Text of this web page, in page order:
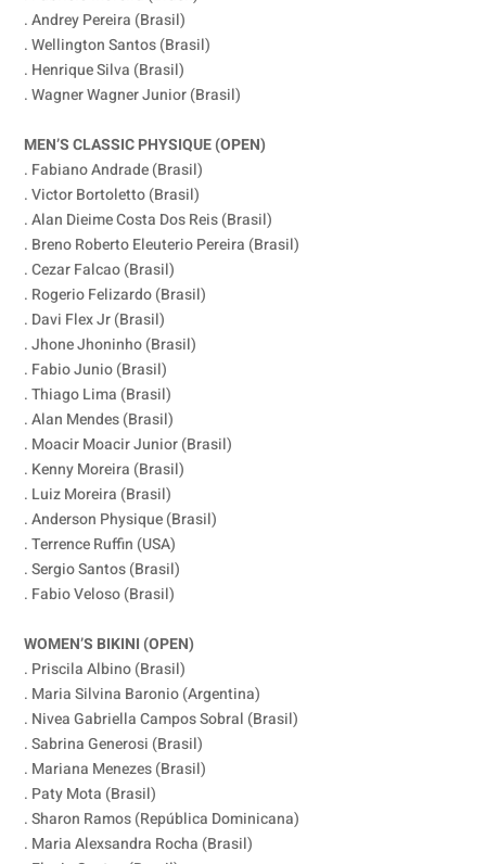
. Andrey Pereira (Brasil)
. Wellington Santos (Brasil)
. Henrique Silva (Brasil)
. Wagner Wagner Junior (Brasil)
MEN’S CLASSIC PHYSIQUE (OPEN)
. Fabiano Andrade (Brasil)
. Victor Bortoletto (Brasil)
. Alan Dieime Costa Dos Reis (Brasil)
. Breno Roberto Eleuterio Pereira (Brasil)
. Cezar Falcao (Brasil)
. Rogerio Felizardo (Brasil)
. Davi Flex Jr (Brasil)
. Jhone Jhoninho (Brasil)
. Fabio Junio (Brasil)
. Thiago Lima (Brasil)
. Alan Mendes (Brasil)
. Moacir Moacir Junior (Brasil)
. Kenny Moreira (Brasil)
. Luiz Moreira (Brasil)
. Anderson Physique (Brasil)
. Terrence Ruffin (USA)
. Sergio Santos (Brasil)
. Fabio Veloso (Brasil)
WOMEN’S BIKINI (OPEN)
. Priscila Albino (Brasil)
. Maria Silvina Baronio (Argentina)
. Nivea Gabriella Campos Sobral (Brasil)
. Sabrina Generosi (Brasil)
. Mariana Menezes (Brasil)
. Paty Mota (Brasil)
. Sharon Ramos (República Dominicana)
. Maria Alexsandra Rocha (Brasil)